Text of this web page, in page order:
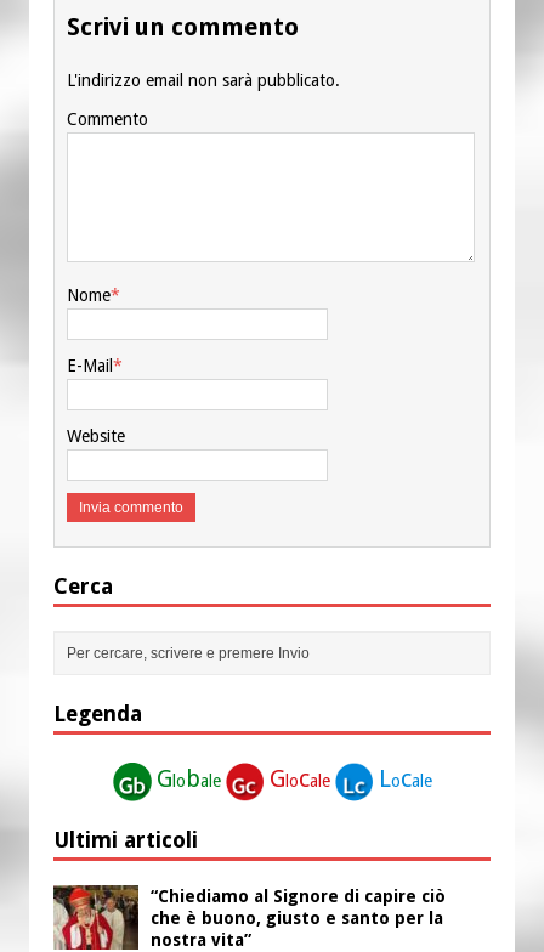
Scrivi un commento
L'indirizzo email non sarà pubblicato.
Commento
Nome*
E-Mail*
Website
Cerca
Legenda
G lobale G locale Locale
Ultimi articoli
“Chiediamo al Signore di capire ciò
che è buono, giusto e santo per la
nostra vita”